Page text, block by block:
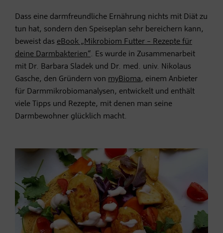
Dass eine darmfreundliche Ernährung nichts mit Diät zu
tun hat, sondern den Speiseplan sehr bereichern kann,
beweist das eBook „Mikrobiom Futter – Rezepte für
deine Darmbakterien“. Es wurde in Zusammenarbeit
mit Dr. Barbara Sladek und Dr. med. univ. Nikolaus
Gasche, den Gründern von myBioma, einem Anbieter
für Darmmikrobiomanalysen, entwickelt und enthält
viele Tipps und Rezepte, mit denen man seine
Darmbewohner glücklich macht.